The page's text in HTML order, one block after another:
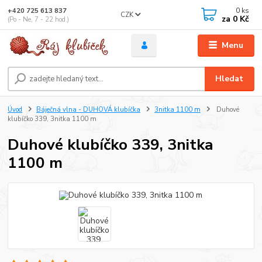
Menu
CZK
Hledat
+420 725 613 837
(Po - Ne, 7 - 22 hod.)
0 ks
za 0 Kč
Úvod Báječná vlna - DUHOVÁ klubíčka 3nitka 1100 m
Duhové
klubíčko 339, 3nitka 1100 m
Duhové klubíčko 339, 3nitka
1100 m